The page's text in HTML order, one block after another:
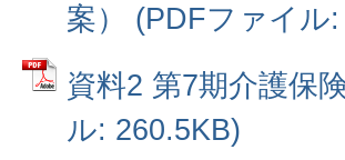
案） (PDFファイル
資料2 第7期介護保
ル: 260.5KB)